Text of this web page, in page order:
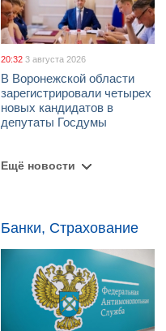
20:32 3 августа 2026
В Воронежской области
зарегистрировали четырех
новых кандидатов в
депутаты Госдумы
Ещё новости
Банки, Страхование